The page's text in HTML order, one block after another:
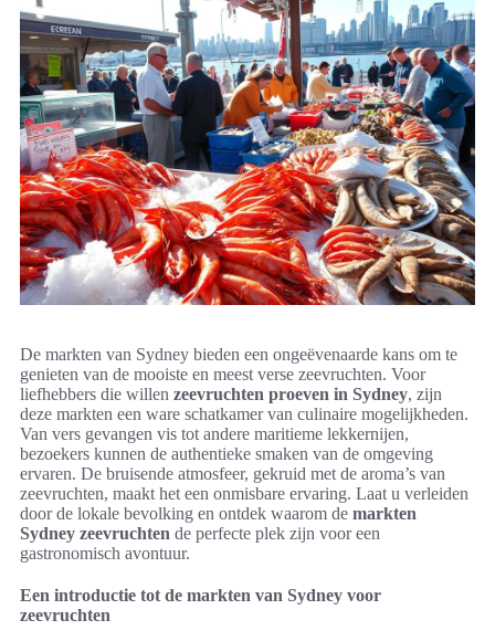
De markten van Sydney bieden een ongeëvenaarde kans om te
genieten van de mooiste en meest verse zeevruchten. Voor
liefhebbers die willen zeevruchten proeven in Sydney, zijn
deze markten een ware schatkamer van culinaire mogelijkheden.
Van vers gevangen vis tot andere maritieme lekkernijen,
bezoekers kunnen de authentieke smaken van de omgeving
ervaren. De bruisende atmosfeer, gekruid met de aroma’s van
zeevruchten, maakt het een onmisbare ervaring. Laat u verleiden
door de lokale bevolking en ontdek waarom de markten
Sydney zeevruchten de perfecte plek zijn voor een
gastronomisch avontuur.
Een introductie tot de markten van Sydney voor
zeevruchten